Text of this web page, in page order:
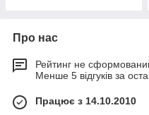
Про нас
Рейтинг не
Менше 5 відгуків за
Працює з 14.10.2010